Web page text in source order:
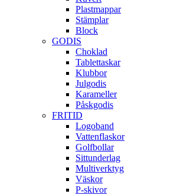
Plastmappar
Stämplar
Block
GODIS
Choklad
Tablettaskar
Klubbor
Julgodis
Karameller
Påskgodis
FRITID
Logoband
Vattenflaskor
Golfbollar
Sittunderlag
Multiverktyg
Väskor
P-skivor